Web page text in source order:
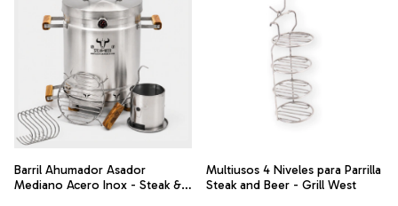
Barril Ahumador Asador
Mediano Acero Inox - Steak &
Multiusos 4 Niveles para Parrilla
Steak and Beer - Grill West